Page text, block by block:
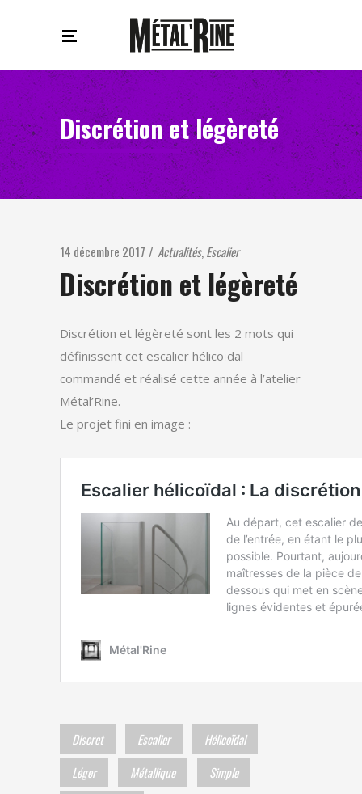
Discrétion et légèreté
14 décembre 2017 Actualités, Escalier
Discrétion et légèreté
Discrétion et légèreté sont les 2 mots qui
définissent cet escalier hélicoïdal
commandé et réalisé cette année à l’atelier
Métal’Rine.
Le projet fini en image :
Discret Escalier
Hélicoïdal
Léger
Métallique
Simple